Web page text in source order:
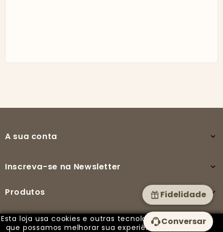
A sua conta 
Inscreva-se na Newsletter 
Produtos 
A nossa empresa 
Esta loja usa cookies e outras tecnologias para
que possamos melhorar sua experiência em
Conversar
Fidelidade